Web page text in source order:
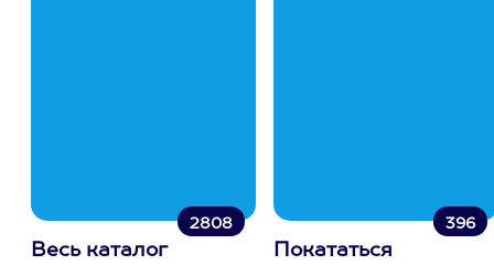
2808
Весь каталог
396
Покататься